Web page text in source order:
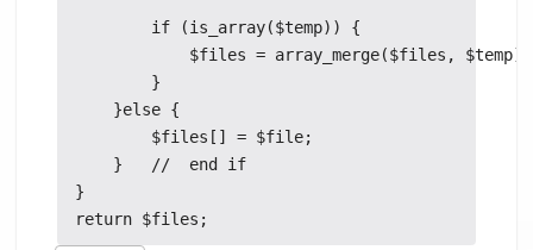
        if (is_array($temp)) {
            $files = array_merge($files, $temp);
        }
    }else {
        $files[] = $file;
    }   //  end if
}